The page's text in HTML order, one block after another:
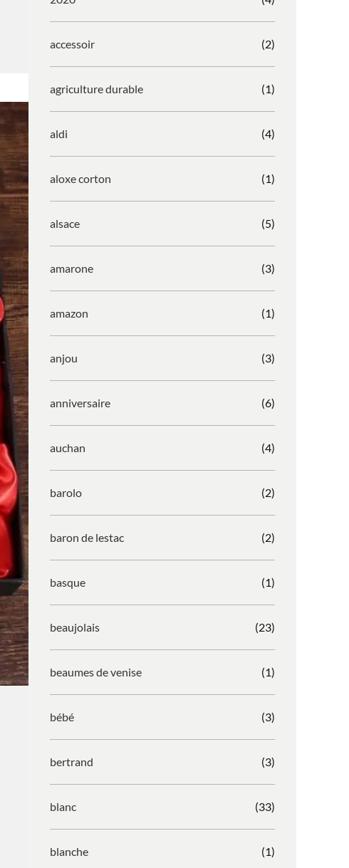
accessoir (2)
agriculture durable (1)
aldi (4)
aloxe corton (1)
alsace (5)
amarone (3)
amazon (1)
anjou (3)
anniversaire (6)
auchan (4)
barolo (2)
baron de lestac (2)
basque (1)
beaujolais (23)
beaumes de venise (1)
bébé (3)
bertrand (3)
blanc (33)
blanche (1)